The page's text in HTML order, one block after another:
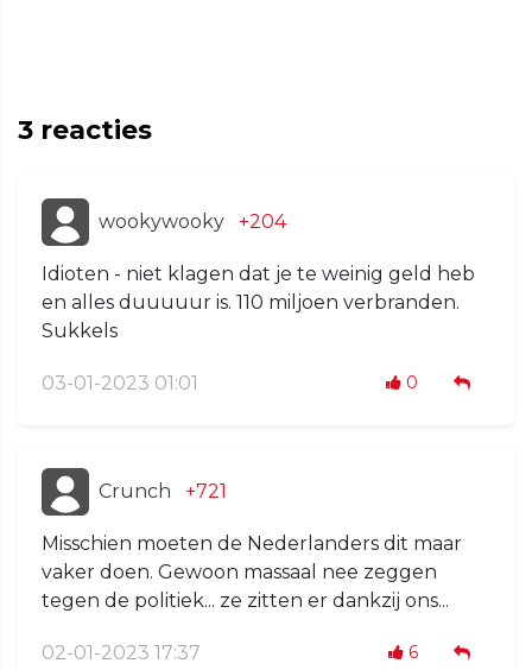
3 reacties
wookywooky +204
Idioten - niet klagen dat je te weinig geld heb
en alles duuuuur is. 110 miljoen verbranden.
Sukkels
03-01-2023 01:01 0
Crunch +721
Misschien moeten de Nederlanders dit maar
vaker doen. Gewoon massaal nee zeggen
tegen de politiek... ze zitten er dankzij ons...
02-01-2023 17:37 6